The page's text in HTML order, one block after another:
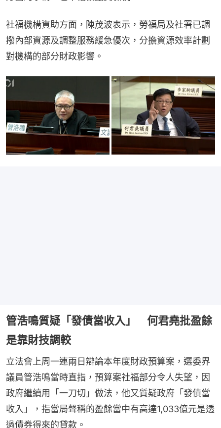
社福機構資助方面，陳茂波表示，勞福局及社署已調
撥內部資源及調整服務緩急優次，分擔資源效率計劃
對機構的部分財政影響。
管浩鳴質疑「發債當收入」 何君堯批盈餘
是靠財技調較
立法會上周一連兩日辯論本年度財政預算案，選委界
議員管浩鳴當時直指，預算案社福部分令人失望，因
政府繼續用「一刀切」做法，他又質疑政府「發債當
收入」，指當局聲稱的盈餘當中有高達1,033億元是透
過債券得來的貸款。